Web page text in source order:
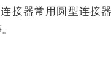
接器常用圆型连接